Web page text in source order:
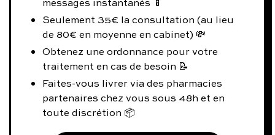
Seulement 35€ la consultation (au lieu
de 80€ en moyenne en cabinet) 💸
Obtenez une ordonnance pour votre
traitement en cas de besoin 📝
Faites-vous livrer via des pharmacies
partenaires chez vous sous 48h et en
toute discrétion 📦